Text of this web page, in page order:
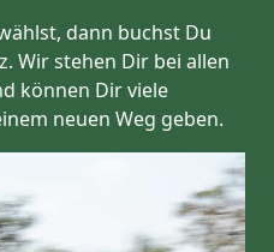
dann buchst Du
Wir stehen Dir bei allen
können Dir viele
neuen Weg geben.